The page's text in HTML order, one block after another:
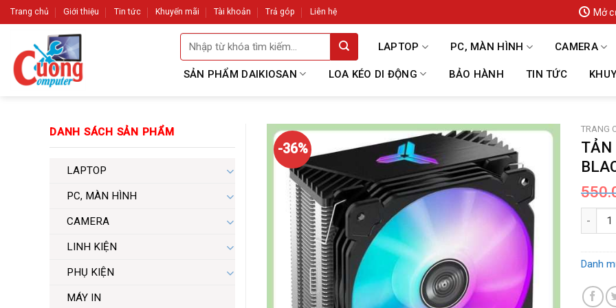
Skip
to
Trang chủ Giới thiệu Tin tức Khuyến mãi Tài khoản Trả góp Liên hệ Mở
Tìm
kiếm:
LAPTOP PC, MÀN HÌNH CAMERA
SẢN PHẨM DAIKIOSAN LOA KÉO DI ĐỘNG BẢO HÀNH TIN TỨC
DANH SÁCH SẢN PHẨM
LAPTOP
PC, MÀN HÌNH
CAMERA
LINH KIỆN
PHỤ KIỆN
MÁY IN
-36%
TRANG
TẢN
TẢN
Danh